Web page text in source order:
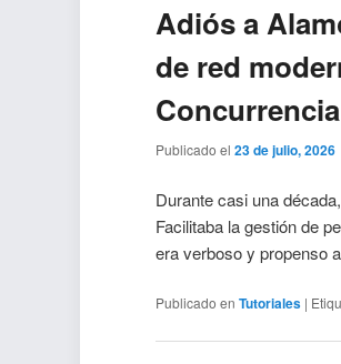
Adiós a
de red
Publicado el23 de julio, 2026
Durante casi una
Facilitaba la gestión de
era verboso y
Publicado en Tutoriales |